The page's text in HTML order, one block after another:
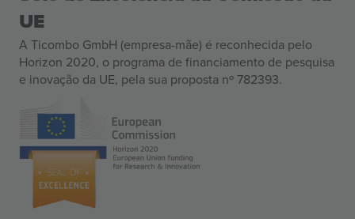
UE
A Ticombo GmbH (empresa-mãe) é reconhecida pelo
Horizon 2020, o programa de financiamento de pesquisa
e inovação da UE, pela sua proposta nº 782393.